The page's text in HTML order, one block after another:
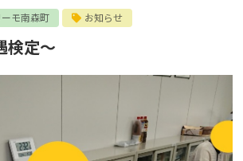
ーモ南森町 お知らせ
検定～